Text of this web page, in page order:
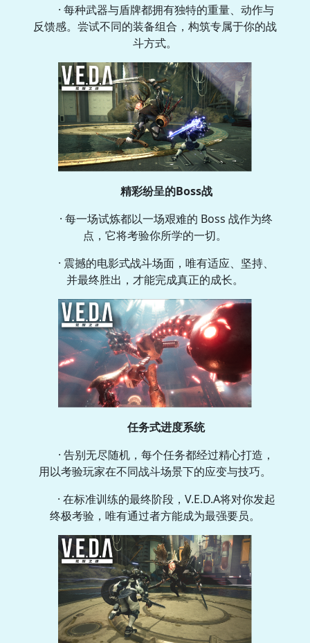
· 每种武器与盾牌都拥有独特的重量、动作与
反馈感。尝试不同的装备组合，构筑专属于你的战
斗方式。
精彩纷呈的Boss战
· 每一场试炼都以一场艰难的 Boss 战作为终
点，它将考验你所学的一切。
· 震撼的电影式战斗场面，唯有适应、坚持、
并最终胜出，才能完成真正的成长。
任务式进度系统
· 告别无尽随机，每个任务都经过精心打造，
用以考验玩家在不同战斗场景下的应变与技巧。
· 在标准训练的最终阶段，V.E.D.A将对你发起
终极考验，唯有通过者方能成为最强要员。